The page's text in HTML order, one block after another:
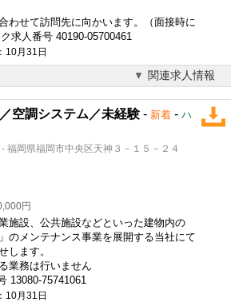
わせて訪問先に向かいます。（面接時に
求人番号 40190-05700461
10月31日
関連求人情報
空調システム／未経験- 新着 - ハ
福岡県福岡市中央区天神３－１５－２４
円
施設、公共施設などといった建物内の
のメンテナンス事業を展開する当社にて
します。
業務は行いません
13080-75741061
10月31日